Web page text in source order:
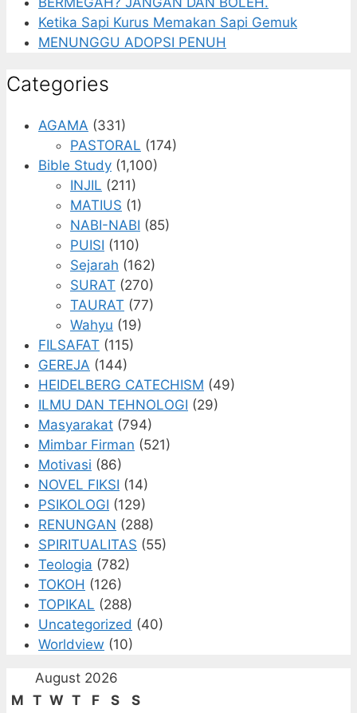
Ketika Sapi Kurus Memakan Sapi Gemuk
MENUNGGU ADOPSI PENUH
Categories
AGAMA (331)
PASTORAL (174)
Bible Study (1,100)
INJIL (211)
MATIUS (1)
NABI-NABI (85)
PUISI (110)
Sejarah (162)
SURAT (270)
TAURAT (77)
Wahyu (19)
FILSAFAT (115)
GEREJA (144)
HEIDELBERG CATECHISM (49)
ILMU DAN TEHNOLOGI (29)
Masyarakat (794)
Mimbar Firman (521)
Motivasi (86)
NOVEL FIKSI (14)
PSIKOLOGI (129)
RENUNGAN (288)
SPIRITUALITAS (55)
Teologia (782)
TOKOH (126)
TOPIKAL (288)
Uncategorized (40)
Worldview (10)
August 2026
M T W T F S S